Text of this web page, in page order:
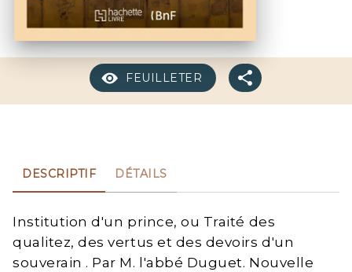
FEUILLETER
DESCRIPTIF DÉTAILS
Institution d'un prince, ou Traité des
qualitez, des vertus et des devoirs d'un
souverain . Par M. l'abbé Duguet. Nouvelle